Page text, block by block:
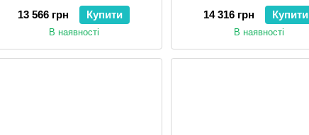
13 566 грн
Купити
В наявності
14 316 грн Купити
В наявності